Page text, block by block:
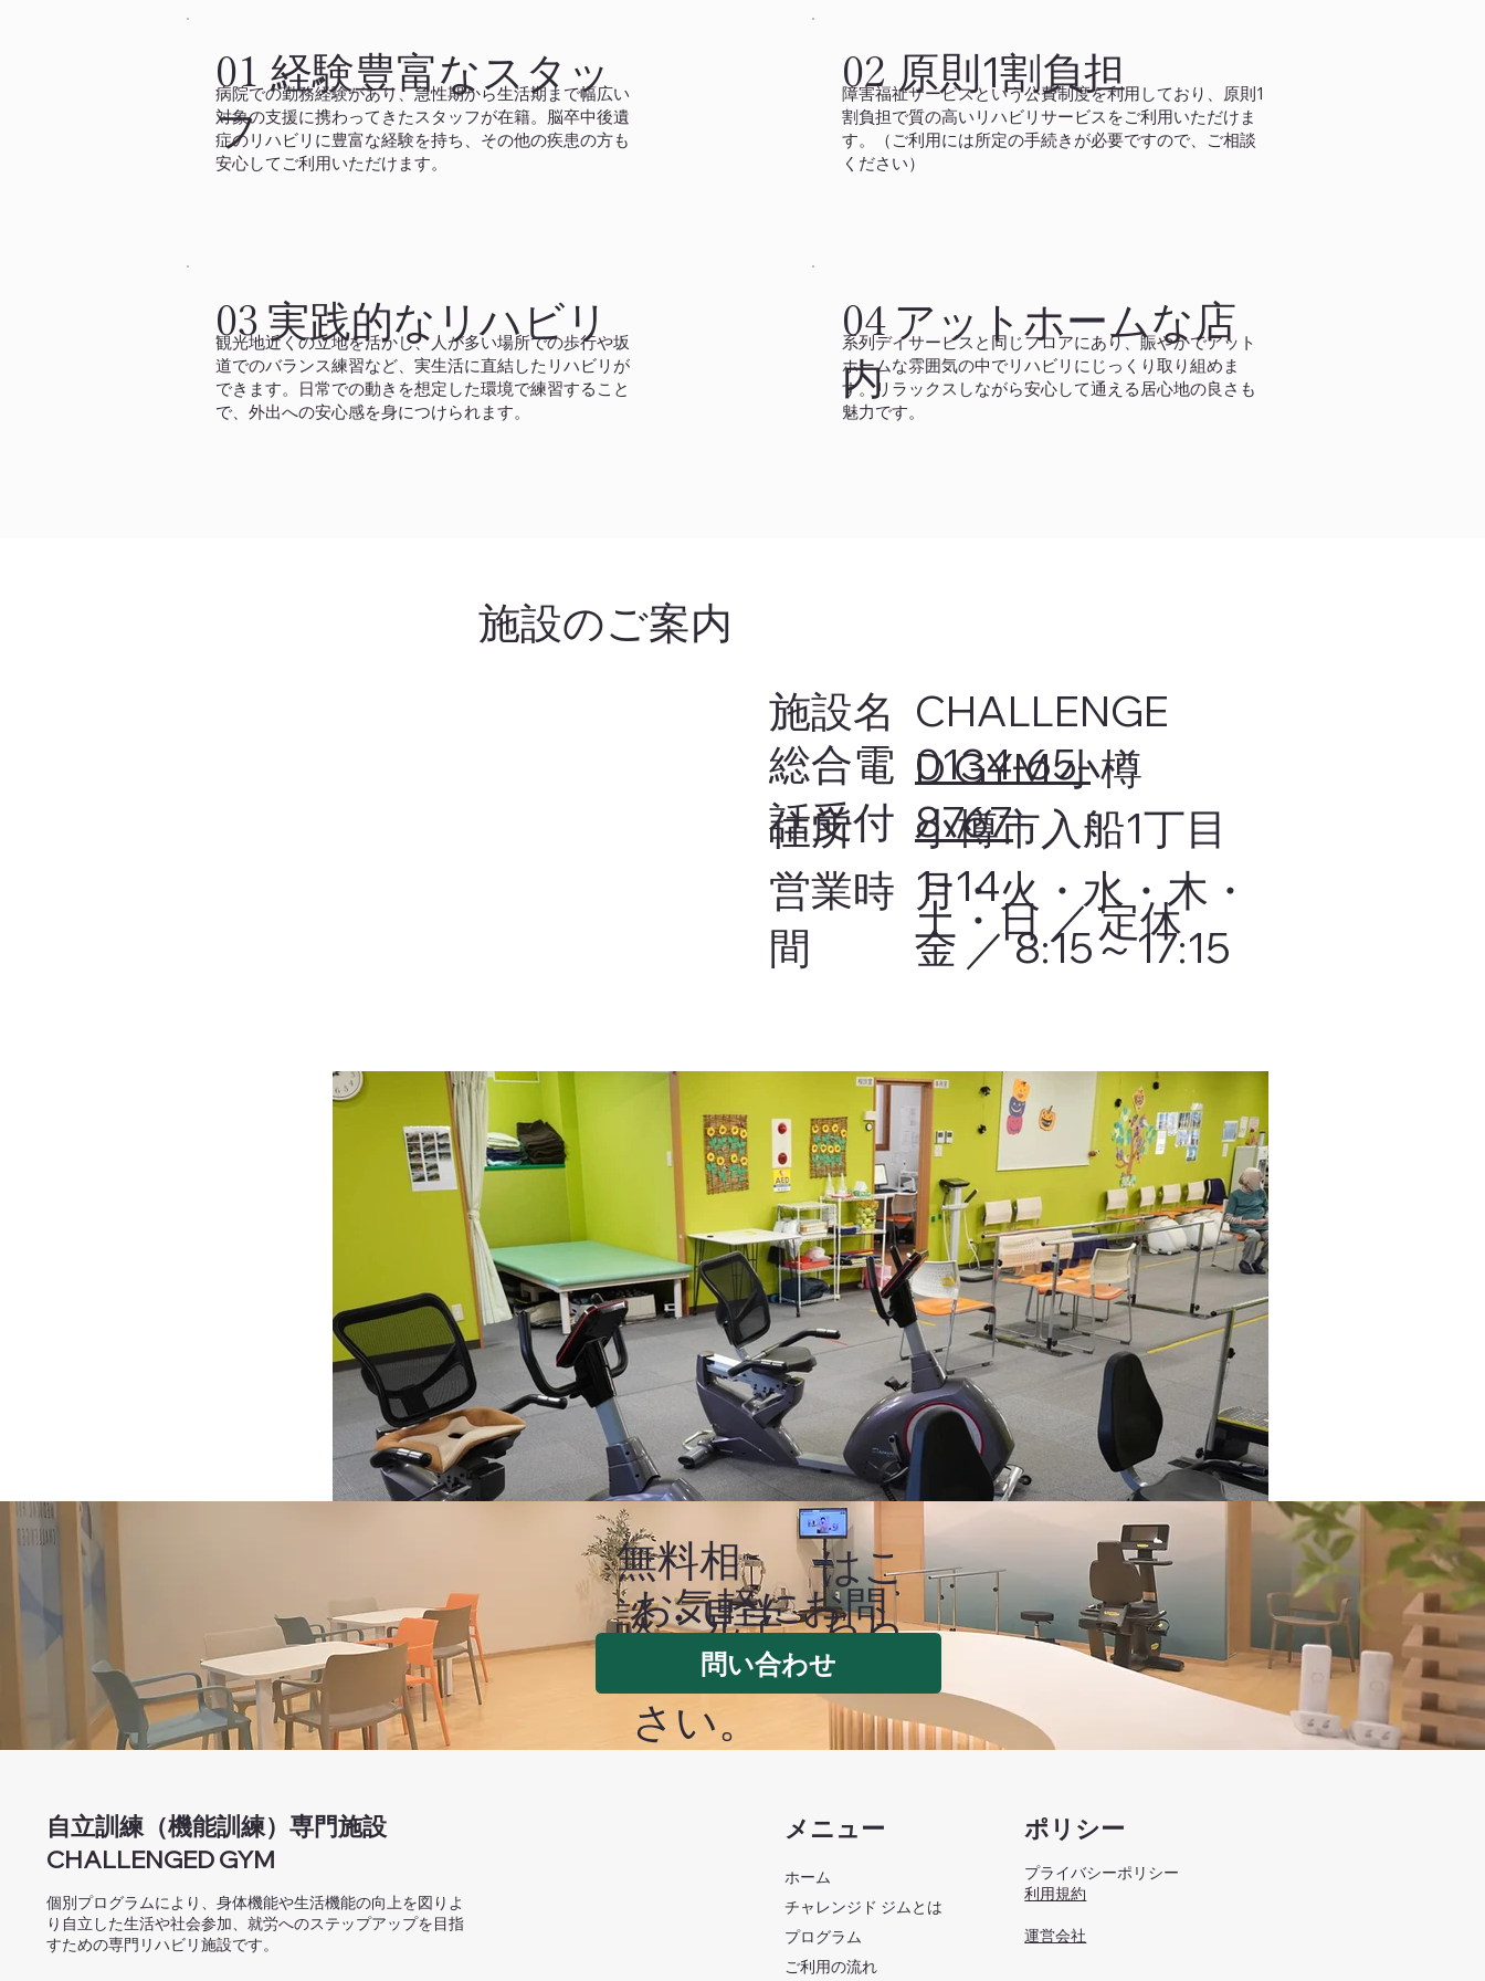
01経験豊富なスタッ
フ
病院での勤務経験があり、急性期から生活期まで幅広い
対象の支援に携わってきたスタッフが在籍。脳卒中後遺
症のリハビリに豊富な経験を持ち、その他の疾患の方も
安心してご利用いただけます。​
02 原則1割負担
障害福祉サービスという公費制度を利用しており、原則1
割負担で質の高いリハビリサービスをご利用いただけま
す。（ご利用には所定の手続きが必要ですので、ご相談
ください）
03 実践的なリハビリ
観光地近くの立地を活かし、人が多い場所での歩行や坂
道でのバランス練習など、実生活に直結したリハビリが
できます。日常での動きを想定した環境で練習すること
で、外出への安心感を身につけられます。
04アットホームな店
内
系列デイサービスと同じフロアにあり、賑やかでアット
ホームな雰囲気の中でリハビリにじっくり取り組めま
す。リラックスしながら安心して通える居心地の良さも
魅力です。
​施設のご案内
施設名
​総合電
話受付
​住所
営業時
間
CHALLENGE
D GYM 小樽
0134-65-
8767
小樽市入船1丁目
1ｰ14
月・火・水・木・
金 ／ 8:15～17:15
土・日 ／ 定休
無料相
談・見学
はこ
ちら
​お気軽にお問
い合わせくだ
さい。
問い合わせ
個別プログラムにより、身体機能や生活機能の向上を図り よ
り自立した生活や社会参加、就労へのステップアップを​目指
すための専門リハビリ施設です。
自立訓練（機能訓練）専門施設
​CHALLENGED GYM
メニュー
ホーム
チャレンジド ジムとは
プログラム
ご利用の流れ
プライバシーポリシー
利用規約
​運営会社
ポリシー